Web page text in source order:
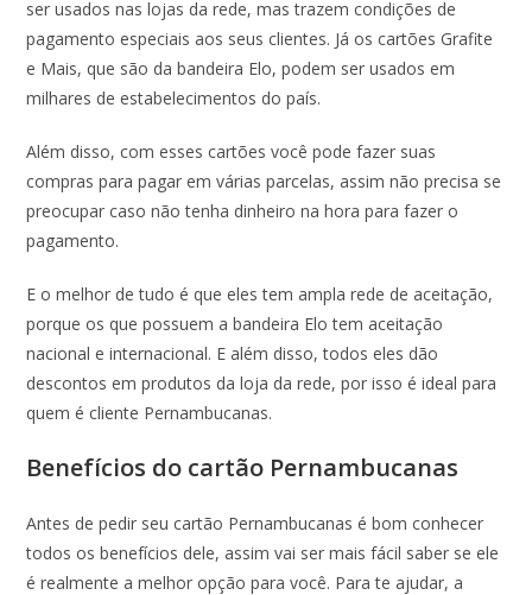
ser usados nas lojas da rede, mas trazem condições de
pagamento especiais aos seus clientes. Já os cartões Grafite
e Mais, que são da bandeira Elo, podem ser usados em
milhares de estabelecimentos do país.
Além disso, com esses cartões você pode fazer suas
compras para pagar em várias parcelas, assim não precisa se
preocupar caso não tenha dinheiro na hora para fazer o
pagamento.
E o melhor de tudo é que eles tem ampla rede de aceitação,
porque os que possuem a bandeira Elo tem aceitação
nacional e internacional. E além disso, todos eles dão
descontos em produtos da loja da rede, por isso é ideal para
quem é cliente Pernambucanas.
Benefícios do cartão Pernambucanas
Antes de pedir seu cartão Pernambucanas é bom conhecer
todos os benefícios dele, assim vai ser mais fácil saber se ele
é realmente a melhor opção para você. Para te ajudar, a